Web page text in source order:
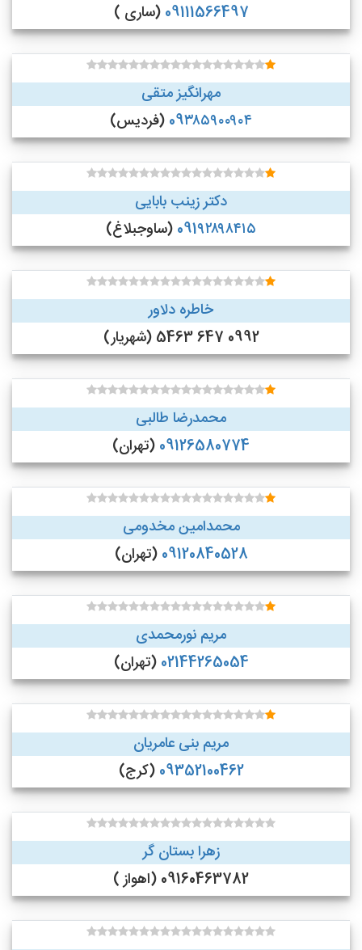
09111566497 (ساری )
مهرانگیز متقی
09۳۸۵۹۰۰۹۰۴ (فردیس)
دکتر زینب بابایی
091۹۲۸۹۸۴۱۵ (ساوجبلاغ)
خاطره دلاور
0992 647 5463 (شهریار)
محمدرضا طالبی
09126580774 (تهران)
محمدامین مخدومی
09120840528 (تهران)
مریم نورمحمدی
02144265054 (تهران)
مریم بنی عامریان
09352100462 (کرج)
زهرا بستان گر
09160463782 (اهواز )